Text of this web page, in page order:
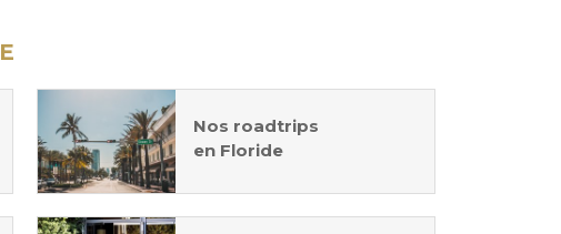
Nos roadtrips
en Floride